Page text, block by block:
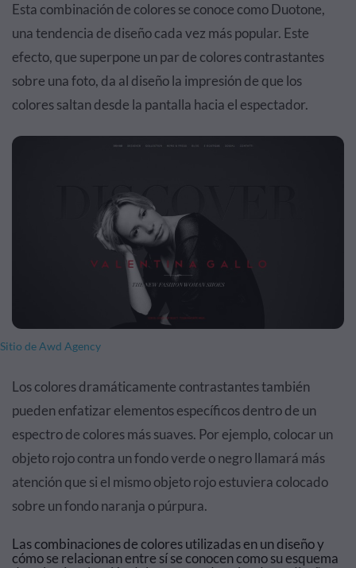
Esta combinación de colores se conoce como Duotone,
una tendencia de diseño cada vez más popular. Este
efecto, que superpone un par de colores contrastantes
sobre una foto, da al diseño la impresión de que los
colores saltan desde la pantalla hacia el espectador.
Sitio de Awd Agency
Los colores dramáticamente contrastantes también
pueden enfatizar elementos específicos dentro de un
espectro de colores más suaves. Por ejemplo, colocar un
objeto rojo contra un fondo verde o negro llamará más
atención que si el mismo objeto rojo estuviera colocado
sobre un fondo naranja o púrpura.
Las combinaciones de colores utilizadas en un diseño y
cómo se relacionan entre sí se conocen como su esquema